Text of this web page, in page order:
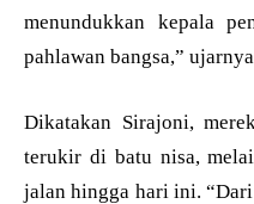
menundukkan kepala
pahlawan bangsa,”
Dikatakan Sirajoni,
terukir di batu nisa,
jalan hingga hari ini.